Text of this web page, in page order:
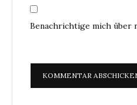
Benachrichtige mich über